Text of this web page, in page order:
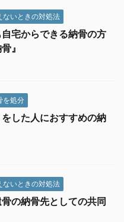
ないときの対処法
宅からできる納骨の方
』
を処分
した人におすすめの納
ないときの対処法
の納骨先としての共同